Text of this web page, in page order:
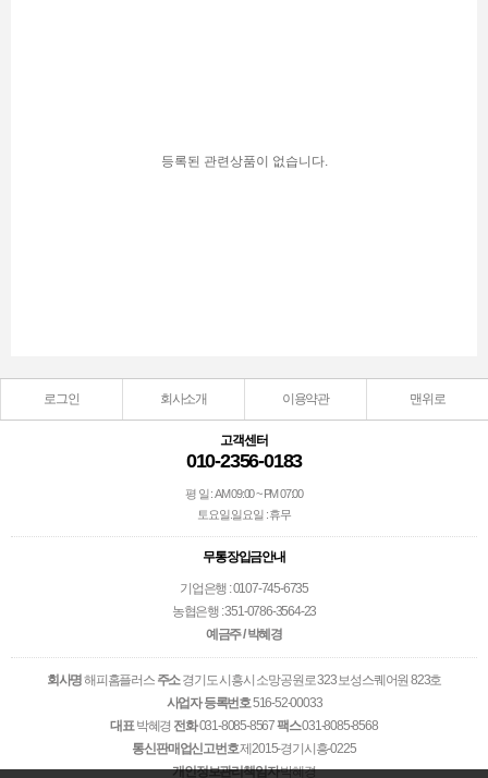
등록된 관련상품이 없습니다.
로그인 회사소개 이용약관 맨위로
고객센터
010-2356-0183
평 일 : AM 09:00 ~ PM 07:00
토요일.일요일 : 휴무
무통장입금안내
기업은행 : 0107-745-6735
농협은행 : 351-0786-3564-23
예금주 / 박혜경
회사명해피홈플러스 주소경기도 시흥시 소망공원로 323 보성스퀘어원 823호
사업자 등록번호516-52-00033
대표 박혜경 전화031-8085-8567팩스031-8085-8568
통신판매업신고번호제2015-경기시흥-0225
개인정보관리책임자박혜경